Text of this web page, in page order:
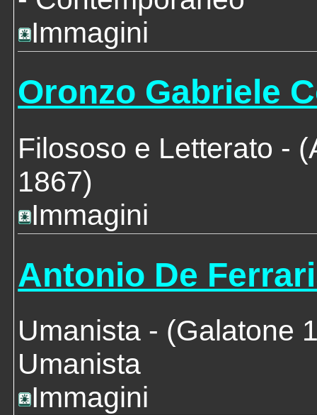
Immagini
Oronzo Gabriele
Filososo e Letterato -
1867)
Immagini
Antonio De
Umanista - (Galatone
Umanista
Immagini